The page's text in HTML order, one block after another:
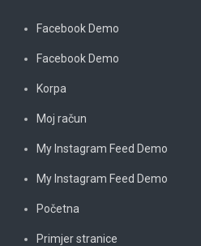
Facebook Demo
Facebook Demo
Korpa
Moj račun
My Instagram Feed Demo
My Instagram Feed Demo
Početna
Primjer stranice